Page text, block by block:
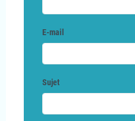
E-mail
Sujet